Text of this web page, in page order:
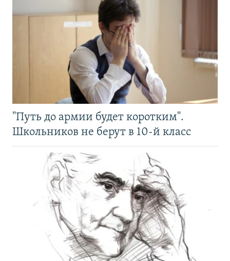
"Путь до армии будет коротким".
Школьников не берут в 10-й класс